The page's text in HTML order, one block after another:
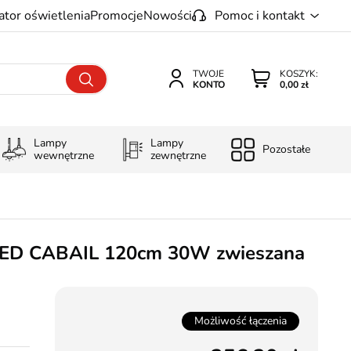
oświetleniaPromocjeNowości Pomoc i kontakt
KOSZYK:
0,00 zł
TWOJE
KONTO
Lampy
wewnętrzne
Lampy
zewnętrzne
Pozostałe
CABAIL 120cm 30W zwieszana
Możliwość łączenia